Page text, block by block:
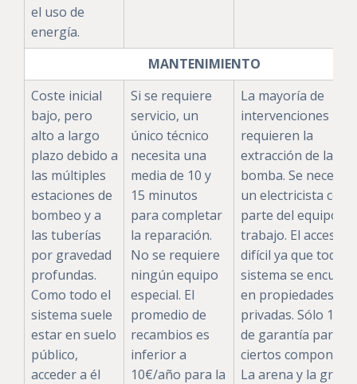
el uso de
energía.
MANTENIMIENTO
Coste inicial
bajo, pero
alto a largo
plazo debido a
las múltiples
estaciones de
bombeo y a
las tuberías
por gravedad
profundas.
Como todo el
sistema suele
estar en suelo
público,
acceder a él
Si se requiere
servicio, un
único técnico
necesita una
media de 10 y
15 minutos
para completar
la reparación.
No se requiere
ningún equipo
especial. El
promedio de
recambios es
inferior a
10€/año para la
La mayoría de
intervenciones
requieren la
extracción de la
bomba. Se
un electricista
parte del equipo de
trabajo. El acceso
difícil ya que todo el
sistema se
en propiedades
privadas. Sólo 1
de garantía para
ciertos
La arena y la